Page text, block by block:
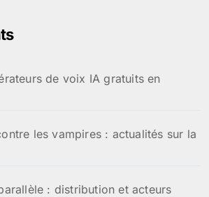
de voix IA gratuits en
les vampires : actualités sur la
: distribution et acteurs